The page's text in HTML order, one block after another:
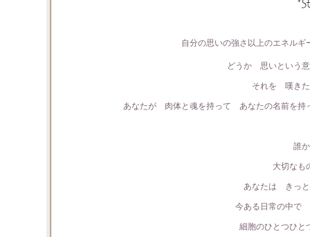
自分の思いの強さ以上のエネル
どうか 思いという
それを 嘆き
あなたが 肉体と魂を持って あなたの名前を持
誰
大切なも
あなたは きっ
今ある日常の中で
細胞のひとつひ